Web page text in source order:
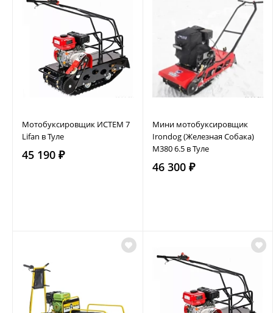
Мотобуксировщик ИСТЕМ 7
Lifan в Туле
45 190 ₽
Мини мотобуксировщик
Irondog (Железная Собака)
M380 6.5 в Туле
46 300 ₽